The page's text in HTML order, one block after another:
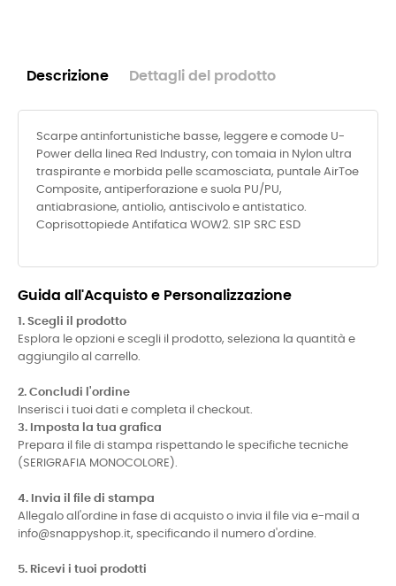
Descrizione Dettagli del prodotto
Scarpe antinfortunistiche basse, leggere e comode U-
Power della linea Red Industry, con tomaia in Nylon ultra
traspirante e morbida pelle scamosciata, puntale AirToe
Composite, antiperforazione e suola PU/PU,
antiabrasione, antiolio, antiscivolo e antistatico.
Coprisottopiede Antifatica WOW2. S1P SRC ESD
Guida all'Acquisto e Personalizzazione
1. Scegli il prodotto
Esplora le opzioni e scegli il prodotto, seleziona la quantità e
aggiungilo al carrello.
2. Concludi l'ordine
Inserisci i tuoi dati e completa il checkout.
3. Imposta la tua grafica
Prepara il file di stampa rispettando le specifiche tecniche
(SERIGRAFIA MONOCOLORE).
4. Invia il file di stampa
Allegalo all'ordine in fase di acquisto o invia il file via e-mail a
info@snappyshop.it, specificando il numero d'ordine.
5. Ricevi i tuoi prodotti